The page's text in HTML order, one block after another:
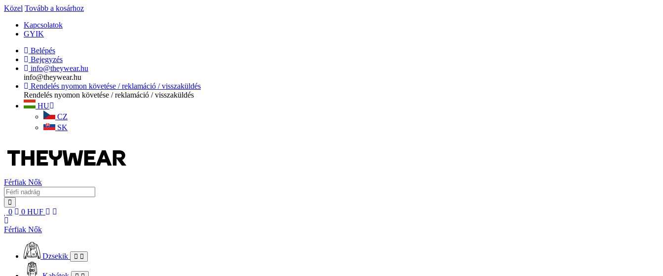
Közel Tovább a kosárhoz
Kapcsolatok
GYIK
Belépés
Bejegyzés
info@theywear.hu
info@theywear.hu
Rendelés nyomon követése / reklamáció / visszaküldés
Rendelés nyomon követése / reklamáció / visszaküldés
HU
CZ
SK
Férfiak Nők
0 0 HUF
Férfiak Nők
Dzsekik